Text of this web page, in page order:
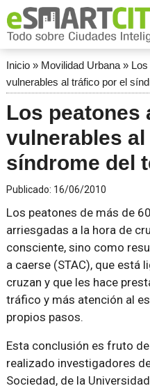
Inicio» Movilidad Urbana»
vulnerables al tráfico por el
Los peatones
vulnerables
síndrome del
Publicado: 16/06/2010
Los peatones de más de
arriesgadas a la hora de
consciente, sino como
a caerse (STAC), que está
cruzan y que les hace
tráfico y más atención al
propios pasos.
Esta conclusión es fruto
realizado investigadores
Sociedad, de la